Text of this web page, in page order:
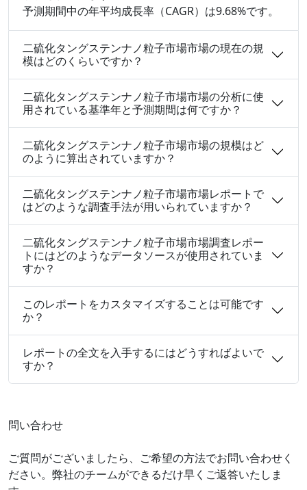
予測期間中の年平均成長率（CAGR）は9.68%です。
二硫化タングステンナノ粒子市場市場の現在の規
模はどのくらいですか？
二硫化タングステンナノ粒子市場市場の分析に使
用されている基準年と予測期間は何ですか？
二硫化タングステンナノ粒子市場市場の規模はど
のように算出されていますか？
二硫化タングステンナノ粒子市場市場レポートで
はどのような調査手法が用いられていますか？
二硫化タングステンナノ粒子市場市場調査レポー
トにはどのようなデータソースが使用されていま
すか？
このレポートをカスタマイズすることは可能です
か？
レポートの全文を入手するにはどうすればよいで
すか？
問い合わせ
ご質問がございましたら、ご希望の方法でお問い合わせく
ださい。弊社のチームができるだけ早くご返答いたしま